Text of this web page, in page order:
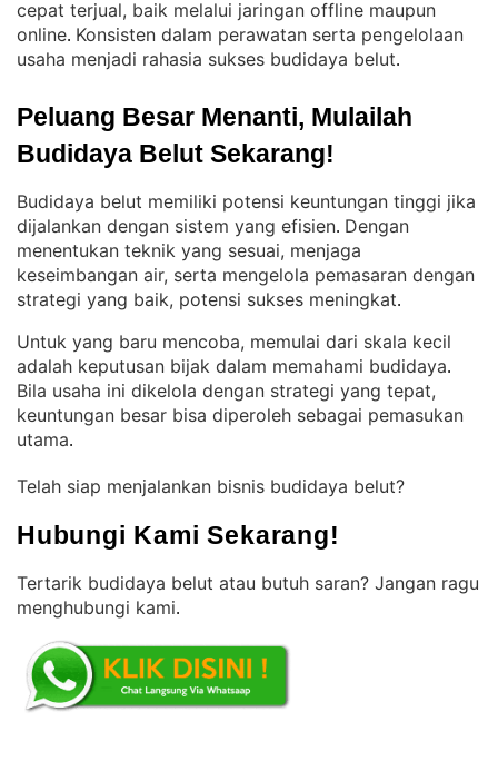
cepat terjual, baik melalui jaringan offline maupun
online. Konsisten dalam perawatan serta pengelolaan
usaha menjadi rahasia sukses budidaya belut.
Peluang Besar Menanti, Mulailah
Budidaya Belut Sekarang!
Budidaya belut memiliki potensi keuntungan tinggi jika
dijalankan dengan sistem yang efisien. Dengan
menentukan teknik yang sesuai, menjaga
keseimbangan air, serta mengelola pemasaran dengan
strategi yang baik, potensi sukses meningkat.
Untuk yang baru mencoba, memulai dari skala kecil
adalah keputusan bijak dalam memahami budidaya
Bila usaha ini dikelola dengan strategi yang tepat,
keuntungan besar bisa diperoleh sebagai pemasukan
utama.
Telah siap menjalankan bisnis budidaya belut?
Hubungi Kami Sekarang!
Tertarik budidaya belut atau butuh saran? Jangan ragu
menghubungi kami.